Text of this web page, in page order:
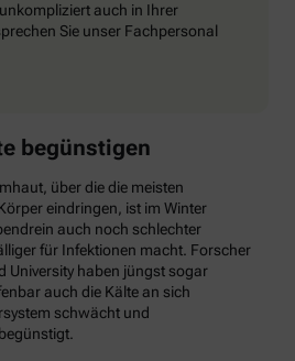
auch in Ihrer
Sie unser Fachpersonal
begünstigen
über die die meisten
eindringen, ist im Winter
auch noch schlechter
für Infektionen macht. Forscher
University haben jüngst sogar
auch die Kälte an sich
schwächt und